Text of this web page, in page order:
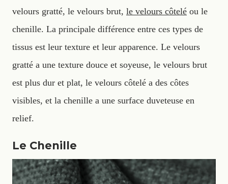
velours gratté, le velours brut, le velours côtelé ou le
chenille. La principale différence entre ces types de
tissus est leur texture et leur apparence. Le velours
gratté a une texture douce et soyeuse, le velours brut
est plus dur et plat, le velours côtelé a des côtes
visibles, et la chenille a une surface duveteuse en
relief.
Le Chenille